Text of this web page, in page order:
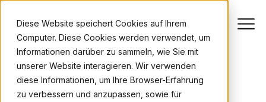
Diese Website speichert Cookies auf Ihrem
Computer. Diese Cookies werden verwendet, um
Informationen darüber zu sammeln, wie Sie mit
unserer Website interagieren. Wir verwenden
diese Informationen, um Ihre Browser-Erfahrung
zu verbessern und anzupassen, sowie für
WHITEPAPER